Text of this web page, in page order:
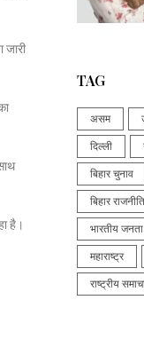
जारी
है।
TAG
असम
दिल्ली
बिहार चुनाव
बिहार राजनीति
भारतीय जनता
महाराष्ट्र
राष्ट्रीय